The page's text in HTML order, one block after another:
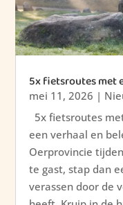
5x fietsroutes met
mei 11, 2026 |
5x fietsroutes
een verhaal en
Oerprovincie
te gast, stap dan
verassen door de